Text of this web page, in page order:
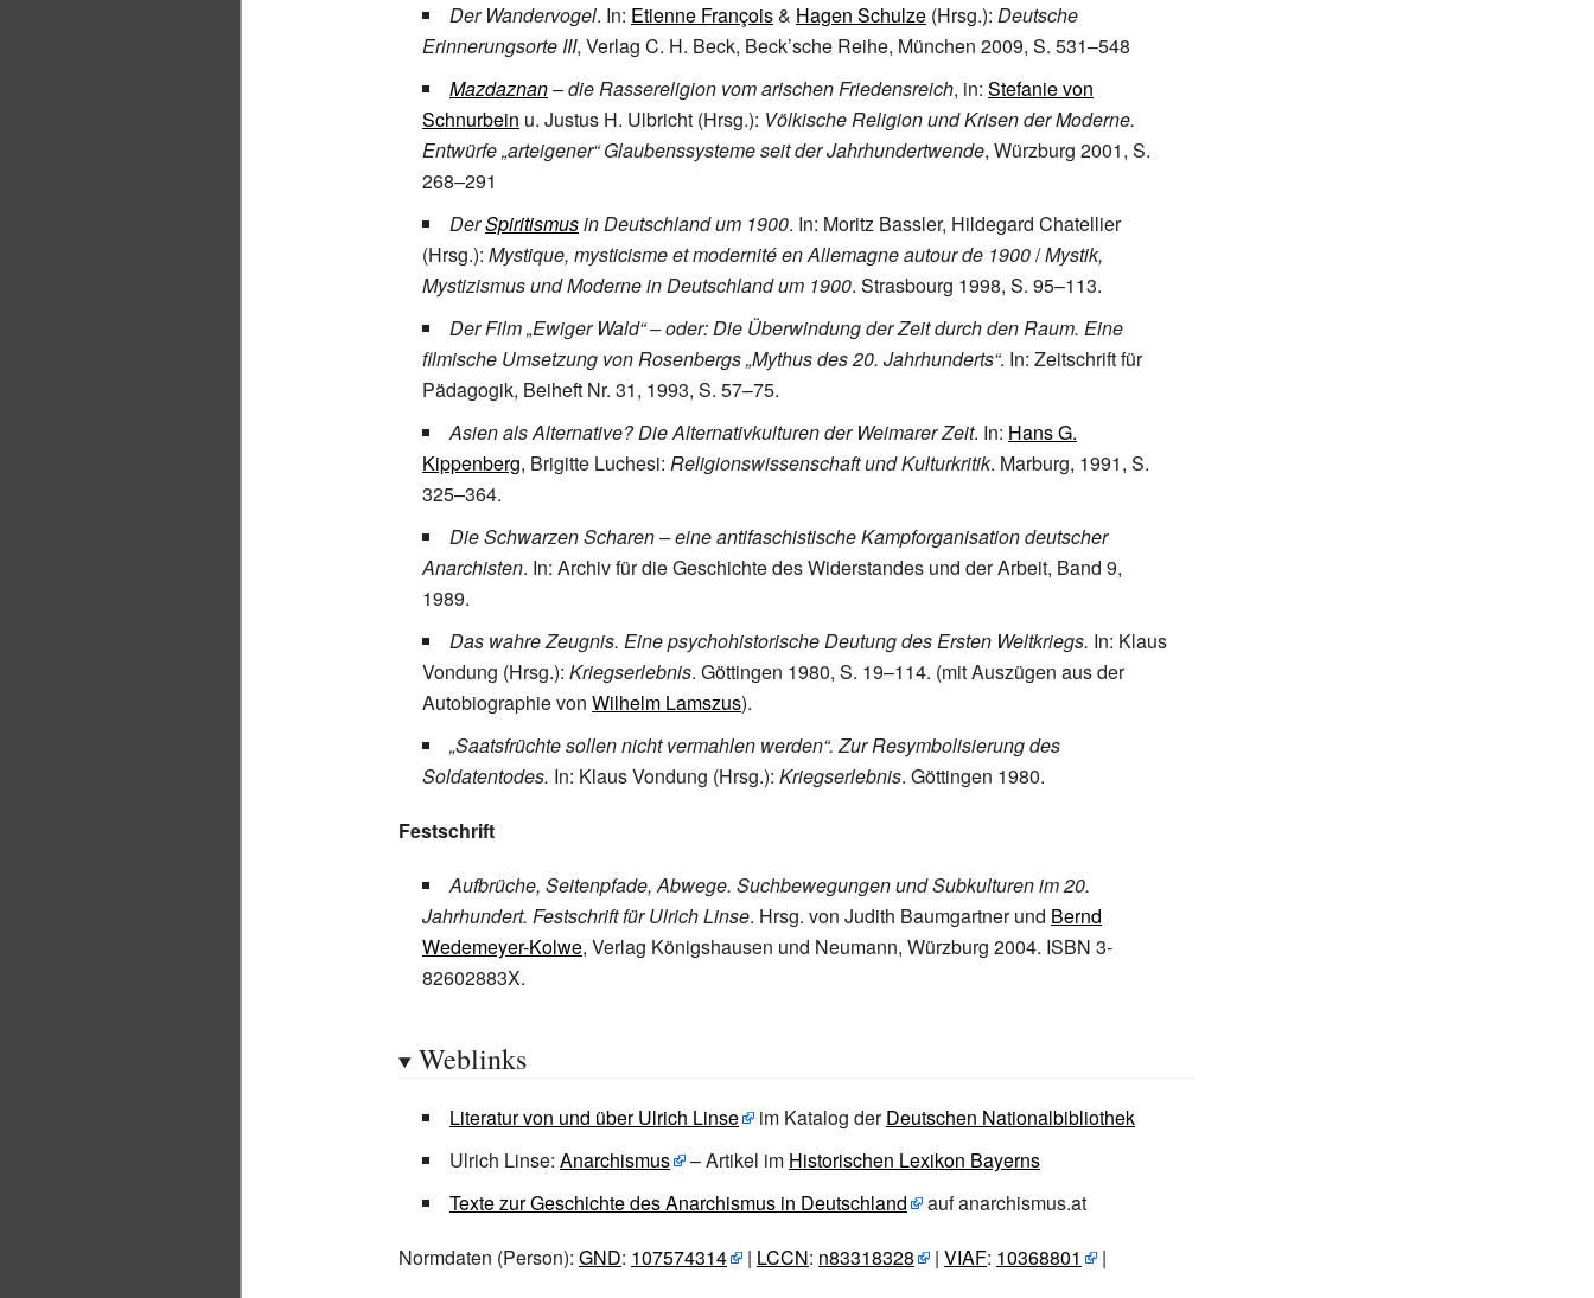
Der Wandervogel. In: Etienne François& Hagen Schulze (Hrsg.): Deutsche
Erinnerungsorte III, Verlag C. H. Beck, Beck’sche Reihe, München 2009, S. 531–548
Mazdaznan– die Rassereligion vom arischen Friedensreich, in: Stefanie von
Schnurbein u. Justus H. Ulbricht (Hrsg.): Völkische Religion und Krisen der Moderne.
Entwürfe „arteigener“ Glaubenssysteme seit der Jahrhundertwende, Würzburg 2001, S.
268–291
DerSpiritismusin Deutschland um 1900. In: Moritz Bassler, Hildegard Chatellier
(Hrsg.): Mystique, mysticisme et modernité en Allemagne autour de 1900/Mystik,
Mystizismus und Moderne in Deutschland um 1900. Strasbourg 1998, S. 95–113.
Der Film „Ewiger Wald“ – oder: Die Überwindung der Zeit durch den Raum. Eine
filmische Umsetzung von Rosenbergs „Mythus des 20. Jahrhunderts“. In: Zeitschrift für
Pädagogik, Beiheft Nr. 31, 1993, S. 57–75.
Asien als Alternative? Die Alternativkulturen der Weimarer Zeit. In: Hans G.
Kippenberg, Brigitte Luchesi: Religionswissenschaft und Kulturkritik. Marburg, 1991, S.
325–364.
Die Schwarzen Scharen – eine antifaschistische Kampforganisation deutscher
Anarchisten. In: Archiv für die Geschichte des Widerstandes und der Arbeit, Band 9,
1989.
Das wahre Zeugnis. Eine psychohistorische Deutung des Ersten Weltkriegs. In: Klaus
Vondung (Hrsg.): Kriegserlebnis. Göttingen 1980, S. 19–114. (mit Auszügen aus der
Autobiographie von Wilhelm Lamszus).
„Saatsfrüchte sollen nicht vermahlen werden“. Zur Resymbolisierung des
Soldatentodes. In: Klaus Vondung (Hrsg.): Kriegserlebnis. Göttingen 1980.
Festschrift
Aufbrüche, Seitenpfade, Abwege. Suchbewegungen und Subkulturen im 20.
Jahrhundert. Festschrift für Ulrich Linse. Hrsg. von Judith Baumgartner und Bernd
Wedemeyer-Kolwe, Verlag Königshausen und Neumann, Würzburg 2004. ISBN 3-
82602883X.
Weblinks
Literatur von und über Ulrich Linse im Katalog derDeutschen Nationalbibliothek
Ulrich Linse: Anarchismus – Artikel im Historischen Lexikon Bayerns
Texte zur Geschichte des Anarchismus in Deutschland
auf anarchismus.at
Normdaten (Person): GND: 107574314 | LCCN: n83318328 | VIAF: 10368801 |